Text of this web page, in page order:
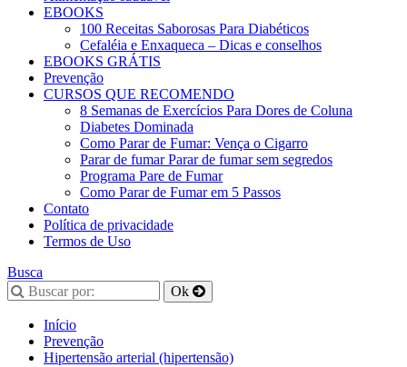
EBOOKS
100 Receitas Saborosas Para Diabéticos
Cefaléia e Enxaqueca – Dicas e conselhos
EBOOKS GRÁTIS
Prevenção
CURSOS QUE RECOMENDO
8 Semanas de Exercícios Para Dores de Coluna
Diabetes Dominada
Como Parar de Fumar: Vença o Cigarro
Parar de fumar Parar de fumar sem segredos
Programa Pare de Fumar
Como Parar de Fumar em 5 Passos
Contato
Política de privacidade
Termos de Uso
Busca
Início
Prevenção
Hipertensão arterial (hipertensão)